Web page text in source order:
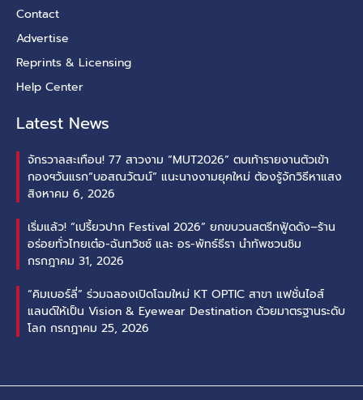
Contact
Advertise
Reprints & Licensing
Help Center
Latest News
จักรวาลสะเทือน! 77 สาวงาม “MUT2026” ตบเท้ารายงานตัวเข้า
กองฯวันแรก“บอสณวัฒน์” แนะนางงามยุคใหม่ ต้องรู้จักวิธีหาแสง
สิงหาคม 6, 2026
เริ่มแล้ว! “เปรี้ยวปาก Festival 2026” ยกขบวนสตรีทฟู้ดดัง–ร้าน
อร่อยทั่วไทยเต๋อ-ฉันทวิชช์ และ อร-พัทธ์ธีรา นำทัพชวนชิม
กรกฎาคม 31, 2026
“คิมเบอร์ลี่” ร่วมฉลองเปิดโฉมใหม่ KT OPTIC สาขา แฟชั่นไอส์
แลนด์ให้เป็น Vision & Eyewear Destination ด้วยมาตรฐานระดับ
โลก กรกฎาคม 25, 2026